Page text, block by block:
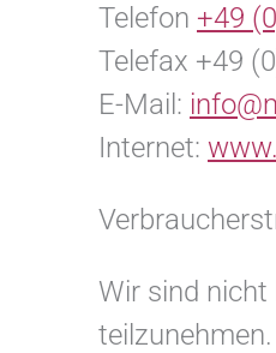
Telefon +49
Telefax +49
E-Mail:
Internet:
Wir sind
teilzunehmen.